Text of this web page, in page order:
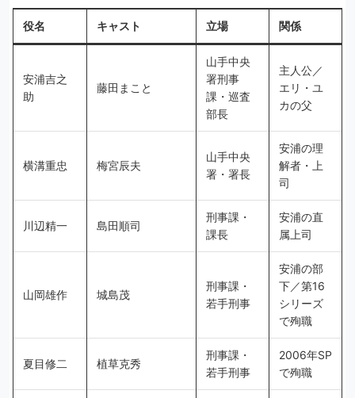
役名 キャスト 立場 関係
安浦吉之
助
藤田まこと
山手中央
署刑事
課・巡査
部長
主人公／
エリ・ユ
カの父
横溝重忠 梅宮辰夫
山手中央
署・署長
安浦の理
解者・上
司
川辺精一 島田順司
刑事課・
課長
安浦の直
属上司
山岡雄作 城島茂
刑事課・
若手刑事
安浦の部
下／第16
シリーズ
で殉職
夏目修二 植草克秀
刑事課・
若手刑事
2006年SP
で殉職